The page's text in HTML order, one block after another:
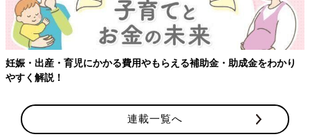
妊娠・出産・育児にかかる費用やもらえる補助金・助成金をわかり
やすく解説！
連載一覧へ